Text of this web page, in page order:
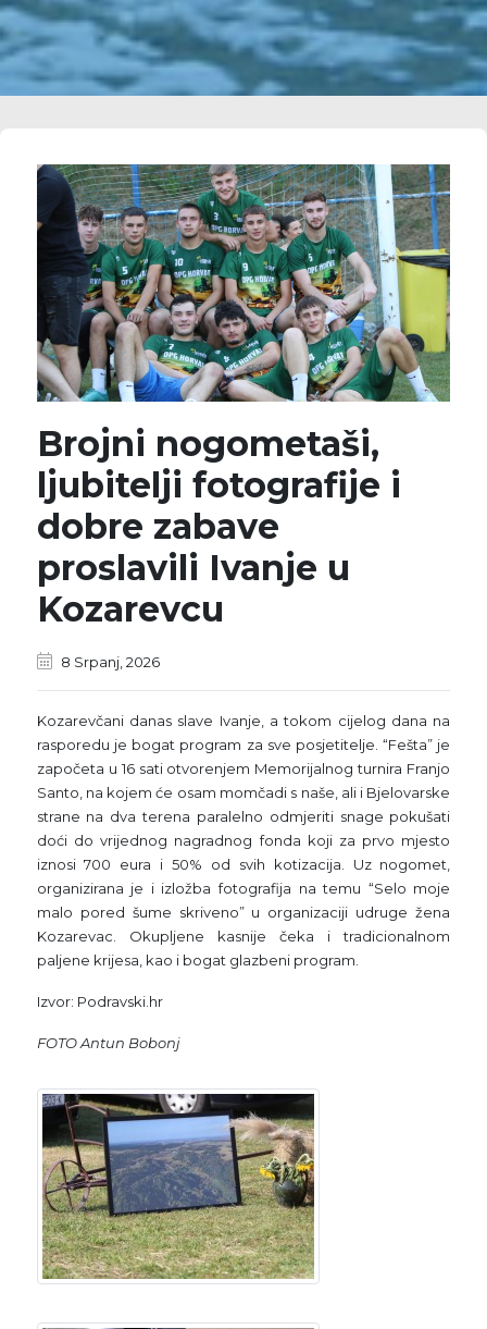
Brojni nogometaši,
ljubitelji fotografije i
dobre zabave
proslavili Ivanje u
Kozarevcu
8 Srpanj, 2026
Kozarevčani danas slave Ivanje, a tokom cijelog dana na
rasporedu je bogat program za sve posjetitelje. “Fešta” je
započeta u 16 sati otvorenjem Memorijalnog turnira Franjo
Santo, na kojem će osam momčadi s naše, ali i Bjelovarske
strane na dva terena paralelno odmjeriti snage pokušati
doći do vrijednog nagradnog fonda koji za prvo mjesto
iznosi 700 eura i 50% od svih kotizacija. Uz nogomet,
organizirana je i izložba fotografija na temu “Selo moje
malo pored šume skriveno” u organizaciji udruge žena
Kozarevac. Okupljene kasnije čeka i tradicionalnom
paljene krijesa, kao i bogat glazbeni program.
Izvor: Podravski.hr
FOTO Antun Bobonj